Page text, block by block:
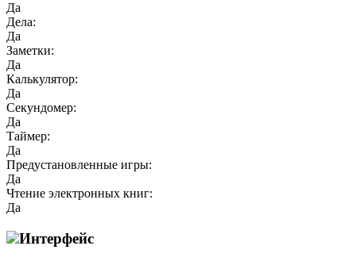
Да
Дела:
Да
Заметки:
Да
Калькулятор:
Да
Секундомер:
Да
Таймер:
Да
Предустановленные игры:
Да
Чтение электронных книг:
Да
Интерфейс